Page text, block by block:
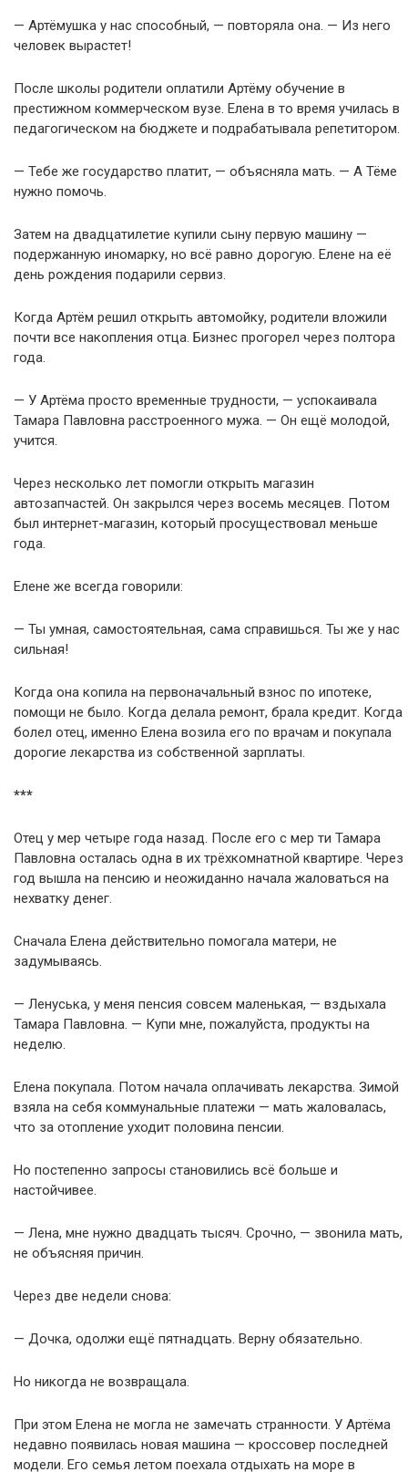
— Артёмушка у нас способный, — повторяла она. — Из него
человек вырастет!
После школы родители оплатили Артёму обучение в
престижном коммерческом вузе. Елена в то время училась в
педагогическом на бюджете и подрабатывала репетитором.
— Тебе же государство платит, — объясняла мать. — А Тёме
нужно помочь.
Затем на двадцатилетие купили сыну первую машину —
подержанную иномарку, но всё равно дорогую. Елене на её
день рождения подарили сервиз.
Когда Артём решил открыть автомойку, родители вложили
почти все накопления отца. Бизнес прогорел через полтора
года.
— У Артёма просто временные трудности, — успокаивала
Тамара Павловна расстроенного мужа. — Он ещё молодой,
учится.
Через несколько лет помогли открыть магазин
автозапчастей. Он закрылся через восемь месяцев. Потом
был интернет-магазин, который просуществовал меньше
года.
Елене же всегда говорили:
— Ты умная, самостоятельная, сама справишься. Ты же у нас
сильная!
Когда она копила на первоначальный взнос по ипотеке,
помощи не было. Когда делала ремонт, брала кредит. Когда
болел отец, именно Елена возила его по врачам и покупала
дорогие лекарства из собственной зарплаты.
***
Отец у мер четыре года назад. После его с мер ти Тамара
Павловна осталась одна в их трёхкомнатной квартире. Через
год вышла на пенсию и неожиданно начала жаловаться на
нехватку денег.
Сначала Елена действительно помогала матери, не
задумываясь.
— Ленуська, у меня пенсия совсем маленькая, — вздыхала
Тамара Павловна. — Купи мне, пожалуйста, продукты на
неделю.
Елена покупала. Потом начала оплачивать лекарства. Зимой
взяла на себя коммунальные платежи — мать жаловалась,
что за отопление уходит половина пенсии.
Но постепенно запросы становились всё больше и
настойчивее.
— Лена, мне нужно двадцать тысяч. Срочно, — звонила мать,
не объясняя причин.
Через две недели снова:
— Дочка, одолжи ещё пятнадцать. Верну обязательно.
Но никогда не возвращала.
При этом Елена не могла не замечать странности. У Артёма
недавно появилась новая машина — кроссовер последней
модели. Его семья летом поехала отдыхать на море в